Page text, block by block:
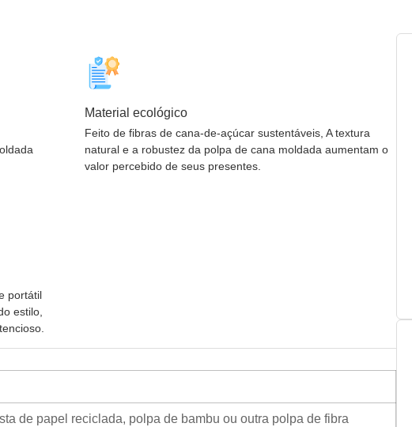
Material ecológico
Feito de fibras de cana-de-açúcar sustentáveis, A textura
natural e a robustez da polpa de cana moldada aumentam o
valor percebido de seus presentes.
portátil
estilo,
de papel reciclada, polpa de bambu ou outra polpa de fibra